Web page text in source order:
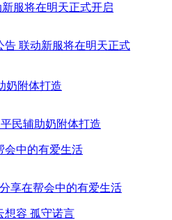
服将在明天正式开启
奶附体打造
会中的有爱生活
想容 孤守诺言